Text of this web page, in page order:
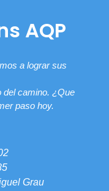
AQP
a lograr sus
del camino. ¿Que
paso hoy.
Grau